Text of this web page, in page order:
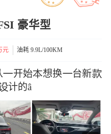
豪华型
元 油耗 9.9L/100KM
开始想换台新
计的â